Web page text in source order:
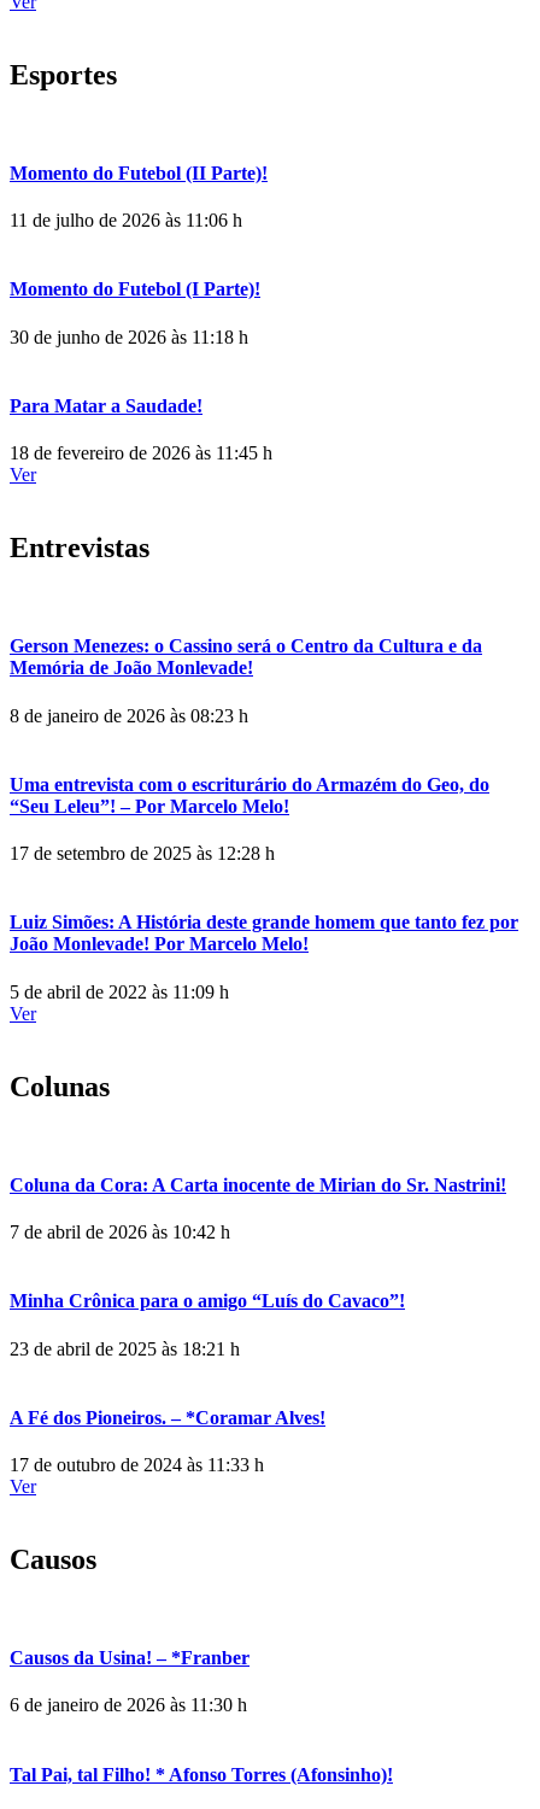
Esportes
Momento do Futebol (II Parte)!
11 de julho de 2026 às 11:06 h
Momento do Futebol (I Parte)!
30 de junho de 2026 às 11:18 h
Para Matar a Saudade!
18 de fevereiro de 2026 às 11:45 h
Ver
Entrevistas
Gerson Menezes: o Cassino será o Centro da Cultura e da
Memória de João Monlevade!
8 de janeiro de 2026 às 08:23 h
Uma entrevista com o escriturário do Armazém do Geo, do
“Seu Leleu”! – Por Marcelo Melo!
17 de setembro de 2025 às 12:28 h
Luiz Simões: A História deste grande homem que tanto fez por
João Monlevade! Por Marcelo Melo!
5 de abril de 2022 às 11:09 h
Ver
Colunas
Coluna da Cora: A Carta inocente de Mirian do Sr. Nastrini!
7 de abril de 2026 às 10:42 h
Minha Crônica para o amigo “Luís do Cavaco”!
23 de abril de 2025 às 18:21 h
A Fé dos Pioneiros. – *Coramar Alves!
17 de outubro de 2024 às 11:33 h
Ver
Causos
Causos da Usina! – *Franber
6 de janeiro de 2026 às 11:30 h
Tal Pai, tal Filho! * Afonso Torres (Afonsinho)!